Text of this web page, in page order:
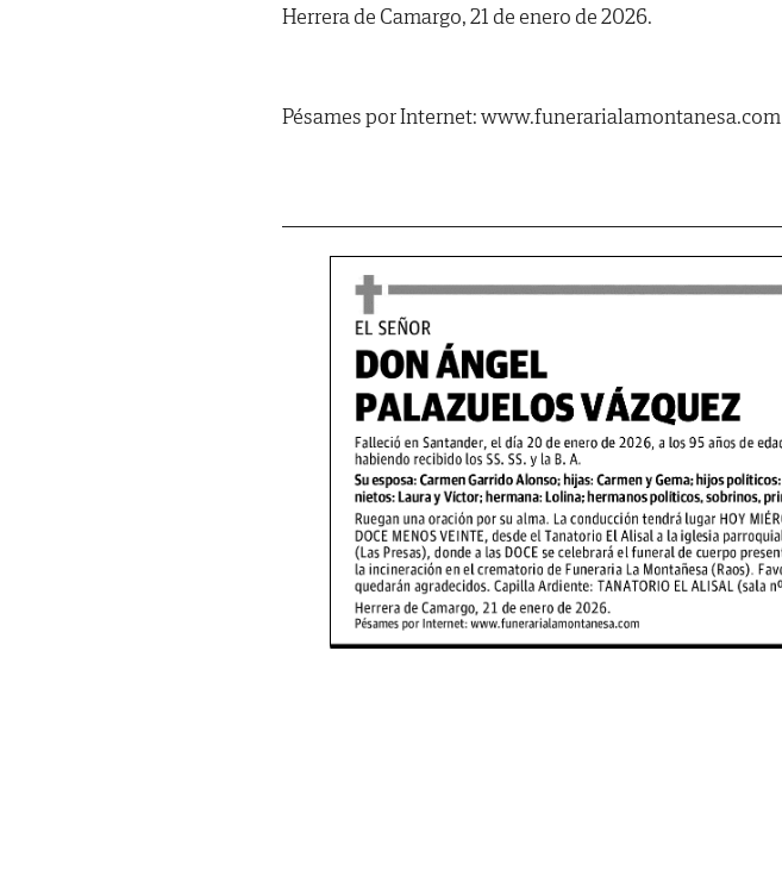
Herrera de Camargo, 21 de enero de 2026.
Pésames por Internet: www.funerarialamontanesa.com